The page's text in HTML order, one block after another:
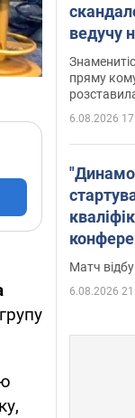
ведучу
пряму
6.08.2026
Матч
6.08.2026